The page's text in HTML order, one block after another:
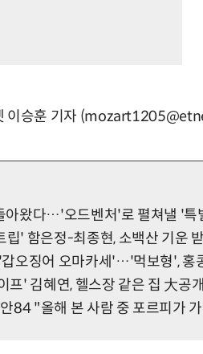
이승훈 기자
아왔다…'오드벤처'로 펼쳐낼 '특
립' 함은정-최종현, 소백산 기운
오징어 오마카세'…'먹보형', 홍
프' 김혜연, 헬스장 같은 집 大공개
84 "올해 본 사람 중 포르피가